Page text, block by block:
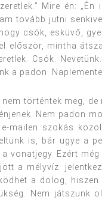
Mire én:
tovább jutni
csók, esküvő,
először, mintha
Csók.
a padon.
nem történtek meg,
Nem padon
mailen szokás
is, bár ugye a
vonatjegy. Ezért
a mélyvíz:
a dolog,
Nem játszunk